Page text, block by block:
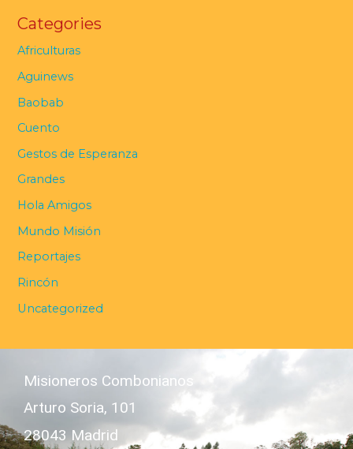
Categories
Africulturas
Aguinews
Baobab
Cuento
Gestos de Esperanza
Grandes
Hola Amigos
Mundo Misión
Reportajes
Rincón
Uncategorized
Misioneros Combonianos
Arturo Soria, 101
28043 Madrid